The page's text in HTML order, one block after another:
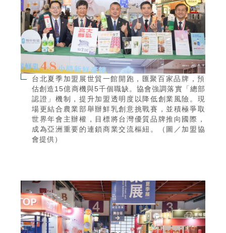
台北夏季加盟展世貿一館開跑，匯聚百家品牌，預
估創造15億商機與5千個職缺。協會強調落實「總部
認證」機制，提升加盟透明度以降低創業風險。現
場更結合農業部舉辦鮮乳創意挑戰賽，並積極爭取
世界年會主辦權，目標將台灣優質品牌推向國際，
成為亞洲重要的連鎖商業交流樞紐。（圖／加盟協
會提供）